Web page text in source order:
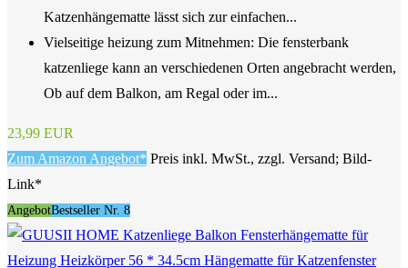
Katzenhängematte lässt sich zur einfachen...
Vielseitige heizung zum Mitnehmen: Die fensterbank
katzenliege kann an verschiedenen Orten angebracht werden,
Ob auf dem Balkon, am Regal oder im...
23,99 EUR
Zum Amazon Angebot* Preis inkl. MwSt., zzgl. Versand; Bild-
Link*
AngebotBestseller Nr. 8